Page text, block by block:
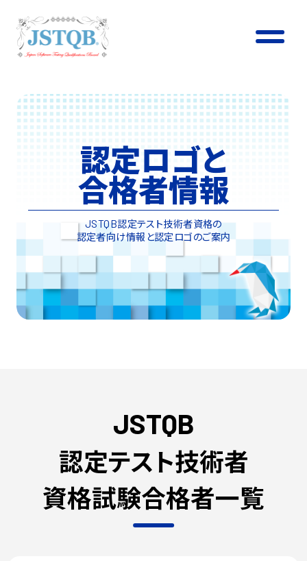
認定ロゴと
合格者情報
JSTQB認定テスト技術者資格の
認定者向け情報と認定ロゴのご案内
JSTQB
認定テスト技術者
資格試験合格者一覧